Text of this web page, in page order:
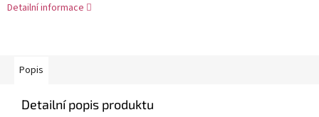
Detailní informace
Popis
Detailní popis produktu